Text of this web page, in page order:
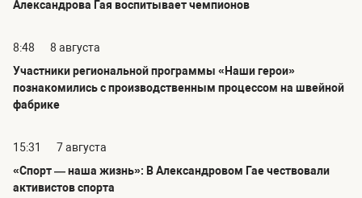
Александрова Гая воспитывает чемпионов
8:48
8 августа
Участники региональной программы «Наши герои»
познакомились с производственным процессом на швейной
фабрике
15:31
7 августа
«Спорт — наша жизнь»: В Александровом Гае чествовали
активистов спорта